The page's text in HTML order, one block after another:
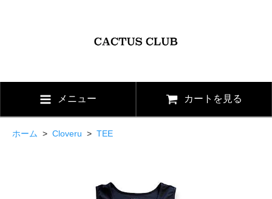
メニュー カートを見る
ホーム > Cloveru > TEE